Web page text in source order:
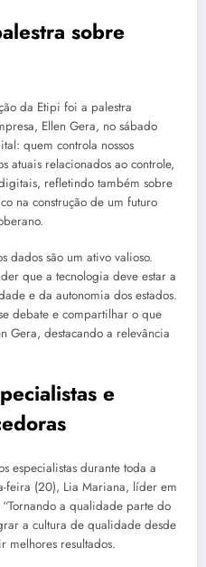
sobre
da Etipi foi a palestra
Ellen Gera, no sábado
quem controla nossos
atuais relacionados ao controle,
refletindo também sobre
na construção de um futuro
dados são um ativo valioso.
que a tecnologia deve estar a
e da autonomia dos estados.
debate e compartilhar o que
Gera, destacando a relevância
e
especialistas durante toda a
feira (20), Lia Mariana, líder em
a qualidade parte do
a cultura de qualidade desde
melhores resultados.